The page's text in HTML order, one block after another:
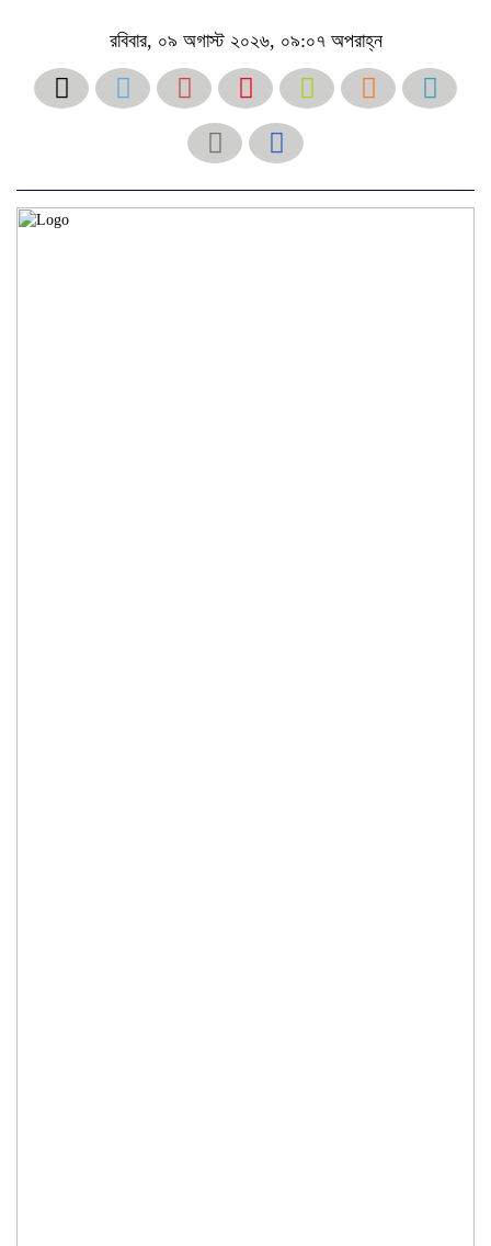
রবিবার, ০৯ অগাস্ট ২০২৬, ০৯:০৭ অপরাহ্ন